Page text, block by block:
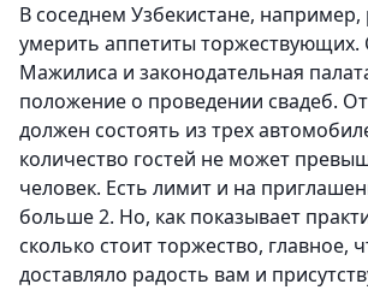
В соседнем Узбекистане,
умерить аппетиты торжествующих.
Мажилиса и законодательная
положение о проведении свадеб.
должен состоять из трех
количество гостей не может
человек. Есть лимит и на
больше 2. Но, как показывает
сколько стоит торжество, главное,
доставляло радость вам и